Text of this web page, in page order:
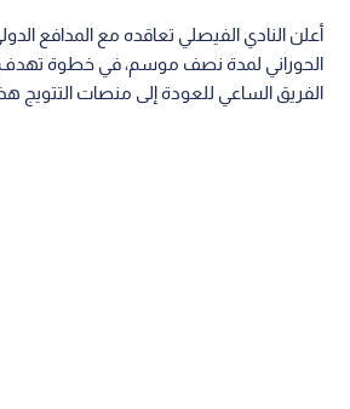
أعلن النادي الفيصلي تعاقده مع المدافع
الحوراني لمدة نصف موسم، في خطوة تهدف
الفريق الساعي للعودة إلى منصات التتويج